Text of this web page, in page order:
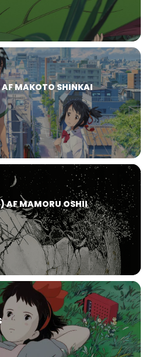
MAKOTO SHINKAI
AF MAMORU OSHII